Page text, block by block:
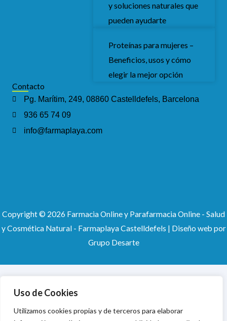
Uso de Cookies
Utilizamos cookies propias y de terceros para elaborar
y soluciones naturales que
pueden ayudarte
Proteínas para mujeres –
Beneficios, usos y cómo
elegir la mejor opción
Contacto
Pg. Marítim, 249, 08860 Castelldefels, Barcelona
936 65 74 09
info@farmaplaya.com
Copyright © 2026 Farmacia Online y Parafarmacia Online - Salud
y Cosmética Natural - Farmaplaya Castelldefels | Diseño web por
Grupo Desarte